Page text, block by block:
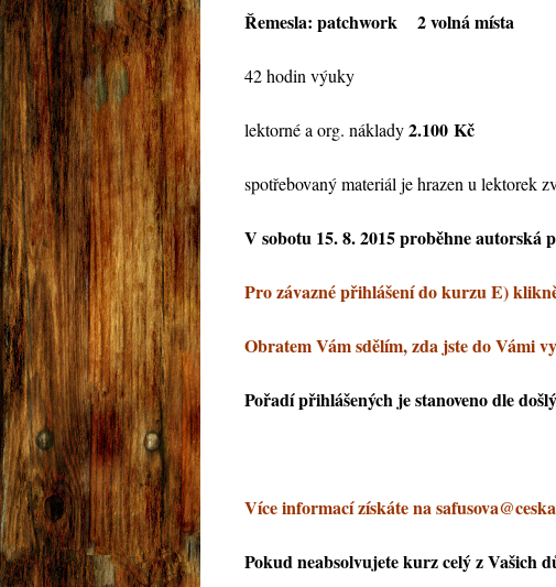
Řemesla: patchwork 2 volná místa
42 hodin výuky
lektorné a org. náklady2.100 Kč
spotřebovaný materiál je hrazen u lektorek
V sobotu 15. 8. 2015 proběhne
Pro závazné přihlášení do kurzu E)
Obratem Vám sdělím, zda jste do Vámi
Pořadí přihlášených je stanoveno dle
Více informací získáte na
Pokud neabsolvujete kurz celý z Vašich